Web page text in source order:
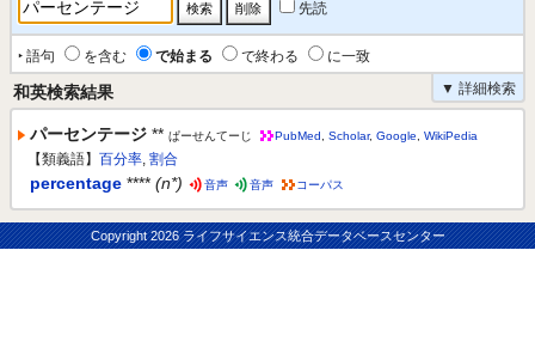
先読
‣ 語句 を含む で始まる で終わる
に一致
▼ 詳細検索
和英検索結果
パーセンテージ ** ぱーせんてーじ PubMed Scholar, Google WikiPedia
【類義語】 百分率, 割合
percentage **** (n*) 音声 音声 コーパス
Copyright2026 ライフサイエンス統合データベースセンター